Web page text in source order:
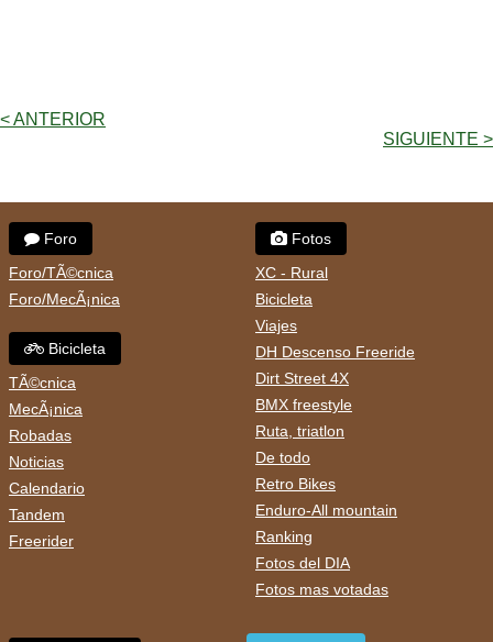
< ANTERIOR
SIGUIENTE >
Foro
Foro/TÃ©cnica
Foro/MecÃ¡nica
Bicicleta
TÃ©cnica
MecÃ¡nica
Robadas
Noticias
Calendario
Tandem
Freerider
Fotos
XC - Rural
Bicicleta
Viajes
DH Descenso Freeride
Dirt Street 4X
BMX freestyle
Ruta, triatlon
De todo
Retro Bikes
Enduro-All mountain
Ranking
Fotos del DIA
Fotos mas votadas